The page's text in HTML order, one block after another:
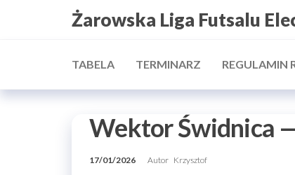
Żarowska Liga Futsalu
TABELA TERMINARZ REGULAMIN
Wektor Świdnica
17/01/2026 Autor Krzysztof